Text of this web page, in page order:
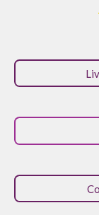
l
u
t